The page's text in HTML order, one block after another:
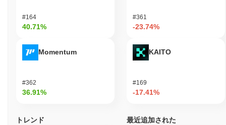
#164
40.71%
Momentum
#362
36.91%
#361
-23.74%
KAITO
#169
-17.41%
トレンド 最近追加された